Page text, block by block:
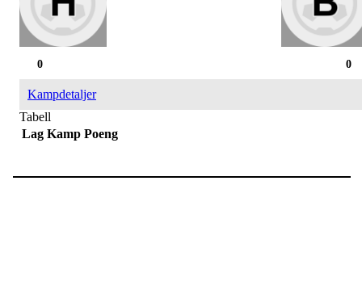
0
0
Kampdetaljer
Tabell
Lag Kamp Poeng